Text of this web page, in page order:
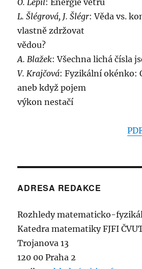
O. Lepil: Energie větru
L. Šlégrová, J. Šlégr: Věda vs.
vlastně zdržovat
vědou?
A. Blažek: Všechna lichá čísla
V. Krajčová: Fyzikální okénko:
aneb když pojem
výkon nestačí
ADRESA REDAKCE
Rozhledy matematicko-
Katedra matematiky FJFI
Trojanova 13
120 00 Praha 2